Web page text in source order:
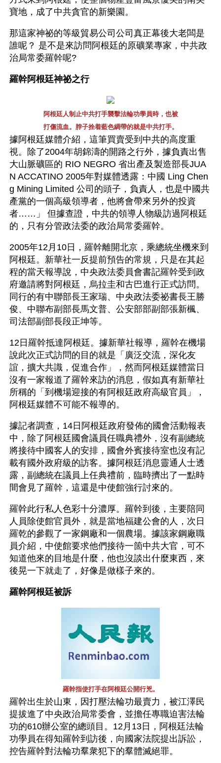
寶地，成了中共貪官的新樂園。
那這家神祕的等級貿易公司公司真正幕後大老闆是
誰呢？ 是不是來訪問阿根廷的原礦業專家，中共政
治局常委羅幹呢?
羅幹阿根廷神祕之行
阿根廷人制止中共打手襲擊法輪功學員時，也被
打傷流血。脖子拴着藍色綢帶的就是中共打手。
據阿根廷媒體介紹，這筆買賣受到中共的高度重
視。除了2004年胡錦濤的開路之行外，據負責出售
大山脈礦區的 RIO NEGRO 省出產及製造部長JUA
N ACCATINO 2005年對媒體透露：中國 Ling Chen
g Mining Limited 公司的頭子，負責人，也是中國共
產黨的一個高級領導者，他將會帶來另外的投資
者……」 但據查證，中共的領導人物級訪過阿根廷
的，只有分管政法委的政治局常委羅幹。
2005年12月10日，羅幹離開北京，乘總統坐機來到
阿根廷。新華社一反提前預告的常規，只是在其起
程的當天報導說，中央政法委員會書記羅幹受到政
府邀請將對阿根廷，烏拉圭和古巴進行正式訪問。
同行的有中聯部長王家瑞、中央政法委祕書長王勝
俊、中聯布副部長馬文普、公安部部副部張新楓、
司法部副部長段正坤等。
12日羅幹抵達阿根廷。據新華社報導，羅幹在機場
說此次正式訪問的目的就是「廣泛交流，深化友
誼，擴大共識，促進合作」，然而阿根廷媒體當日
沒有一家報道了羅幹來訪的消息，假如真有新華社
所稱的「到機場迎接的有阿根廷政府高級官員」，
阿根廷媒體不可能不報導的。
據記者調查，14日阿根廷政府發佈的國會活動報表
中，除了阿根廷國會議員任職典禮外，沒有副總統
將接待中國客人的安排，國會外賓接待室也沒有記
載有國外政府級的訪客。據阿根廷消息靈通人士透
露，副總統在議員上任典禮前，臨時擠出了一點時
間會見了羅幹，這還是中使館強行討來的。
羅幹此行私人色彩十分濃厚。羅幹到後，主要陪同
人員除使館官員外，就是當地福建公會的人，次日
羅乾的參觀了一家鋼廠和一個農場。據該家鋼廠職
員介紹，中使館要求他們接待一箇中共大官，可不
知道他來的目地是什麼，他也沒談出什麼東西，來
後晃一下就走了，好像是做樣子來的。
羅幹阿根廷被訴
羅幹指使打手在阿根廷公開行兇。
羅幹出生於山東，因打壓法輪功最賣力，被江澤民
提拔進了中央政治局常委會，並擔任專職迫害法輪
功的610辦公室的總頭目。12月13日，阿根廷法輪
功學員在得知羅幹到訪後，向國家法院提出訴訟，
控告羅幹對法輪功羣衆犯下的羣體滅絕罪。